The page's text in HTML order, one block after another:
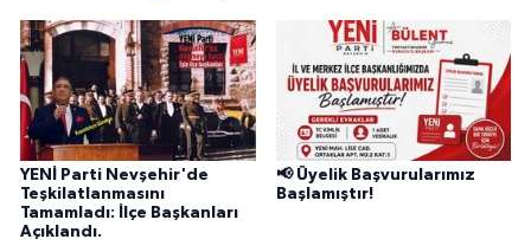
YENİ Parti Nevşehir'de
Teşkilatlanmasını
Tamamladı: İlçe Başkanları
Açıklandı.
📢 Üyelik Başvurularımız
Başlamıştır!